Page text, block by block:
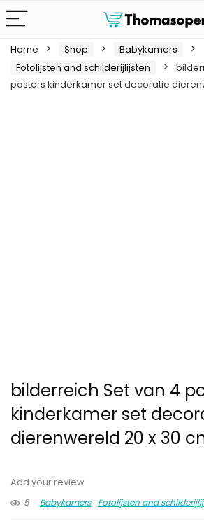
Home Shop
Babykamers
Fotolijsten and schilderijlijsten
posters kinderkamer set decoratie
bilderreich Set van 4
kinderkamer set
dierenwereld 20 x 30
Add your review
5
Babykamers Fotolijsten and